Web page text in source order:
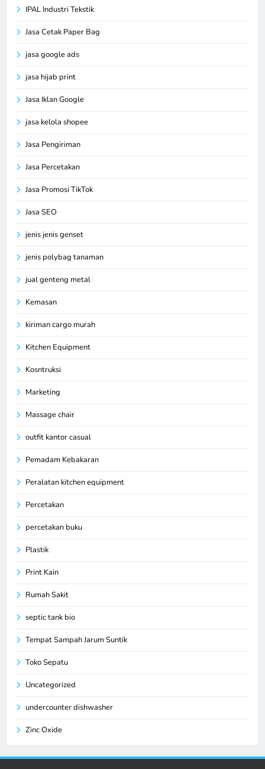
IPAL Industri Tekstik
Jasa Cetak Paper Bag
jasa google ads
jasa hijab print
Jasa Iklan Google
jasa kelola shopee
Jasa Pengiriman
Jasa Percetakan
Jasa Promosi TikTok
Jasa SEO
jenis jenis genset
jenis polybag tanaman
jual genteng metal
Kemasan
kiriman cargo murah
Kitchen Equipment
Kosntruksi
Marketing
Massage chair
outfit kantor casual
Pemadam Kebakaran
Peralatan kitchen equipment
Percetakan
percetakan buku
Plastik
Print Kain
Rumah Sakit
septic tank bio
Tempat Sampah Jarum Suntik
Toko Sepatu
Uncategorized
undercounter dishwasher
Zinc Oxide